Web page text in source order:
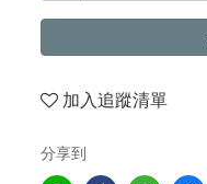
加入追蹤清單
分享到